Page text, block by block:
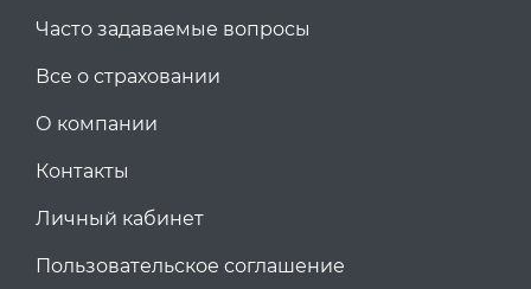
Часто задаваемые вопросы
Все о страховании
О компании
Контакты
Личный кабинет
Пользовательское соглашение